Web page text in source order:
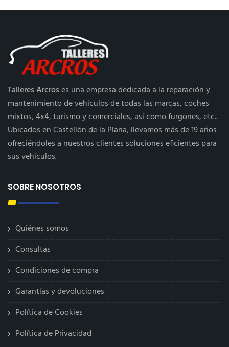
Talleres Arcroses una empresa dedicada a la reparación y
mantenimiento de vehículos de todas las marcas, coches
mixtos, 4x4, turismo y comerciales, así como furgones, etc..
Ubicados en Castellón de la Plana, llevamos más de 19 años
ofreciéndoles a nuestros clientes soluciones eficientes para
sus vehículos.
SOBRE NOSOTROS
Quiénes somos
Consultas
Condiciones de compra
Garantías y devoluciones
Política de Cookies
Política de Privacidad